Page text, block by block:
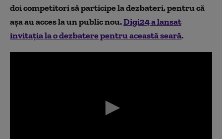
doi competitori să participe la dezbateri, pentru că
așa au acces la un public nou.Digi24 a lansat
invitația la o dezbatere pentru această seară.